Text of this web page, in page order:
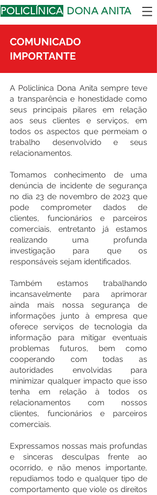
POLICLÍNICA DONA ANITA
COMUNICADO
IMPORTANTE
A Policlínica Dona Anita sempre teve
a transparência e honestidade como
seus principais pilares em relação
aos seus clientes e serviços, em
todos os aspectos que permeiam o
trabalho desenvolvido e seus
relacionamentos.
Tomamos conhecimento de uma
denúncia de incidente de segurança
no dia 23 de novembro de 2023 que
pode comprometer dados de
clientes, funcionários e parceiros
comerciais, entretanto já estamos
realizando uma profunda
investigação para que os
responsáveis sejam identificados.
Também estamos trabalhando
incansavelmente para aprimorar
ainda mais nossa segurança de
informações junto à empresa que
oferece serviços de tecnologia da
informação para mitigar eventuais
problemas futuros, bem como
cooperando com todas as
autoridades envolvidas para
minimizar qualquer impacto que isso
tenha em relação à todos os
relacionamentos com nossos
clientes, funcionários e parceiros
comerciais.
Expressamos nossas mais profundas
e sinceras desculpas frente ao
ocorrido, e não menos importante,
repudiamos todo e qualquer tipo de
comportamento que viole os direitos